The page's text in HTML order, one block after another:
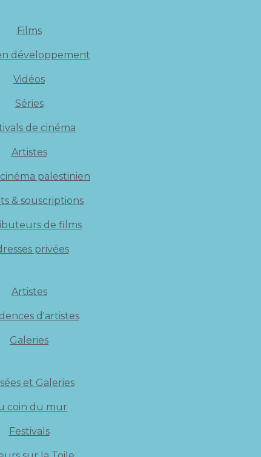
Films
développement
Vidéos
Séries
de cinéma
Artistes
palestinien
& souscriptions
de films
privées
Artistes
d'artistes
Galeries
et Galeries
coin du mur
Festivals